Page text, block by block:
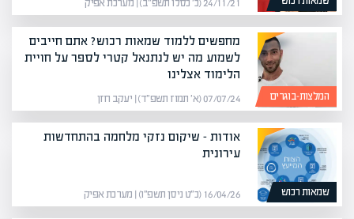
24/11/21 (כ׳ כסלו תשפ״ב) | מערכת אפיק
המלצות-בוגרים
מחפשים ללמוד שמאות רכוש? אתם חייבים
לשמוע מה יש לנתנאל קטרי לספר על חויית
הלימוד אצלינו
07/07/24 (א׳ תמוז תשפ״ד) | יעקב חזן
שמאות רכוש
אודות – שיקום נזקי מלחמה בהתחדשות
עירונית
16/04/26 (כ״ט ניסן תשפ״ו) | מערכת אפיק